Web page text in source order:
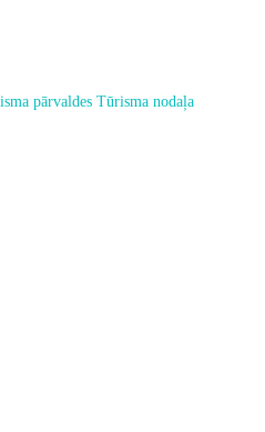
pārvaldes Tūrisma nodaļa